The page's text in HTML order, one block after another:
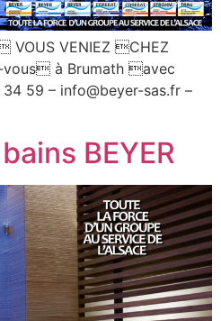
VOUS VENIEZ CHEZ
vous à Brumath avec
59 – info@beyer-sas.fr –
BEYER